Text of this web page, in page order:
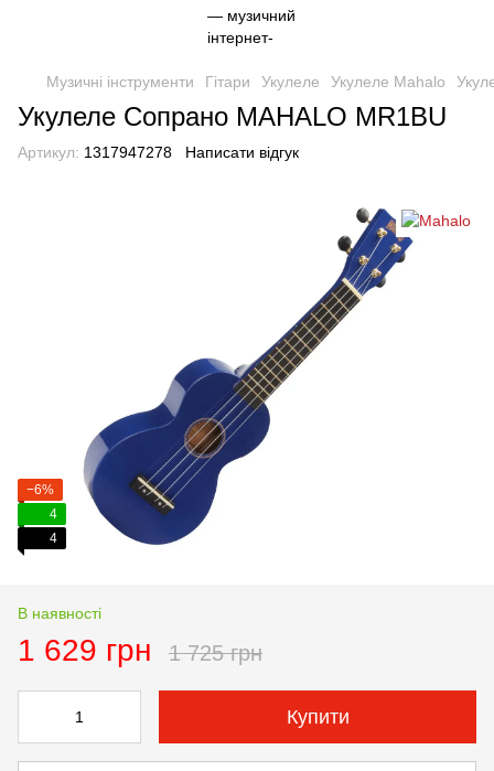
Музичні інструменти Гітари Укулеле Укулеле Mahalo
Укулеле Сопрано MAHALO MR1BU
Артикул: 1317947278 Написати відгук
−6%
4
4
В наявності
1 629 грн 1 725 грн
Купити